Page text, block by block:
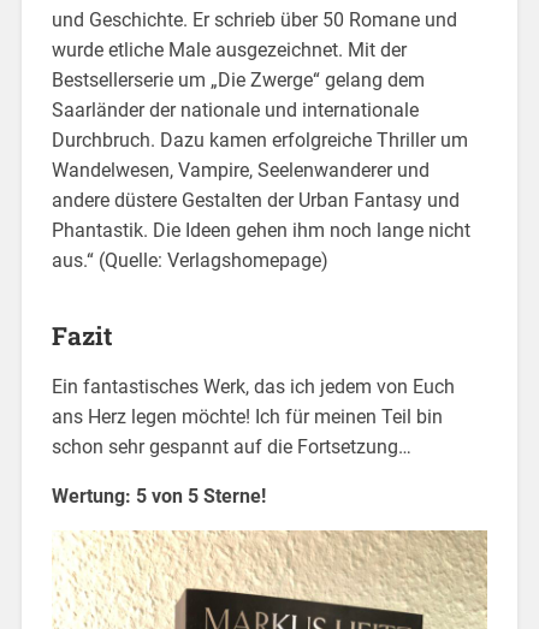
und Geschichte. Er schrieb über 50 Romane und
wurde etliche Male ausgezeichnet. Mit der
Bestsellerserie um „Die Zwerge“ gelang dem
Saarländer der nationale und internationale
Durchbruch. Dazu kamen erfolgreiche Thriller um
Wandelwesen, Vampire, Seelenwanderer und
andere düstere Gestalten der Urban Fantasy und
Phantastik. Die Ideen gehen ihm noch lange nicht
aus.“ (Quelle: Verlagshomepage)
Fazit
Ein fantastisches Werk, das ich jedem von Euch
ans Herz legen möchte! Ich für meinen Teil bin
schon sehr gespannt auf die Fortsetzung…
Wertung: 5 von 5 Sterne!